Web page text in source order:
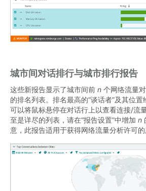
城市间对话排行与城市排行报告
这些新报告显示了城市间前 n 个网络流量
的排名列表。排名最高的“谈话者”及其位
可以将鼠标悬停在对话行上以查看连接/流
至是详尽的列表，请在“报告设置”中增加 n
意，此报告适用于获得网络流量分析许可的